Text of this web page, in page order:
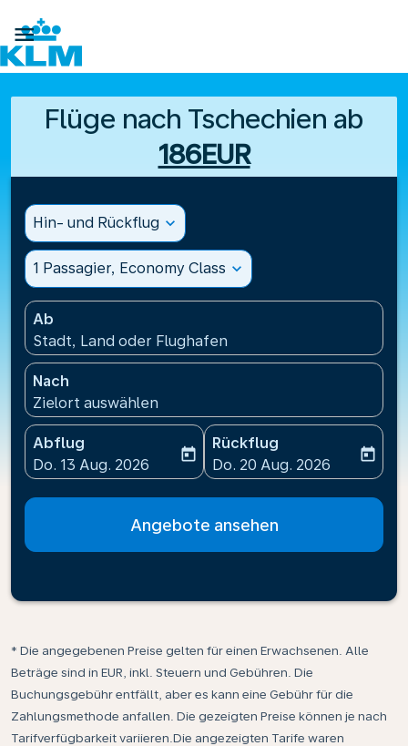

Flüge nach Tschechien ab
186EUR
Hin- und Rückflug expand_more
1 Passagier, Economy Class expand_more
Ab
Stadt, Land oder Flughafen
Nach
Zielort auswählen
Abflug
fc-booking-departure-date-aria-label
Do. 13 Aug. 2026
today
Rückflug
fc-booking-return-date-
Do. 20 Aug. 2026
today
Angebote ansehen
* Die angegebenen Preise gelten für einen Erwachsenen. Alle
Beträge sind in EUR, inkl. Steuern und Gebühren. Die
Buchungsgebühr entfällt, aber es kann eine Gebühr für die
Zahlungsmethode anfallen. Die gezeigten Preise können je nach
Tarifverfügbarkeit variieren.Die angezeigten Tarife waren